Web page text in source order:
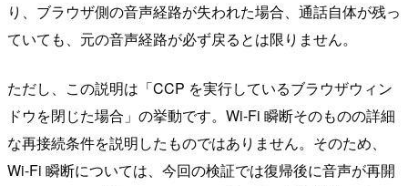
り、ブラウザ側の音声経路が失われた場合、通話自体が残っ
ていても、元の音声経路が必ず戻るとは限りません。
ただし、この説明は「CCP を実行しているブラウザウィン
ドウを閉じた場合」の挙動です。Wi-Fi 瞬断そのものの詳細
な再接続条件を説明したものではありません。そのため、
Wi-Fi 瞬断については、今回の検証では復帰後に音声が再開